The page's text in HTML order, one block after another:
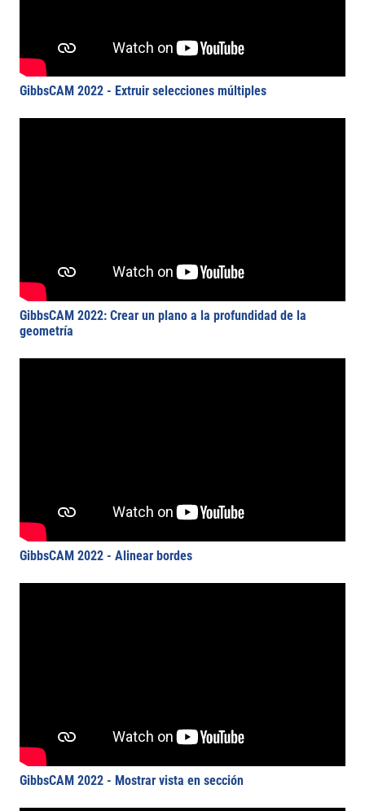
GibbsCAM 2022 - Extruir selecciones múltiples
GibbsCAM 2022: Crear un plano a la profundidad de la
geometría
GibbsCAM 2022 - Alinear bordes
GibbsCAM 2022 - Mostrar vista en sección